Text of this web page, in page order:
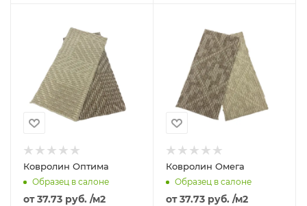
Ковролин Оптима
Образец в салоне
от37.73 руб. /м2
Ковролин Омега
Образец в салоне
от37.73 руб. /м2